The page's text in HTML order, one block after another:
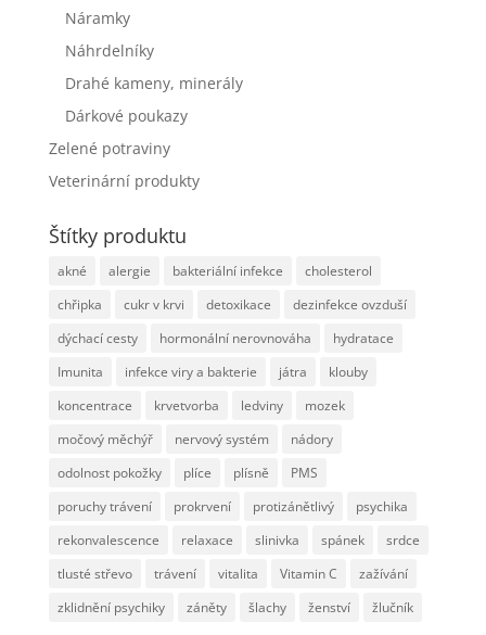
Náramky
Náhrdelníky
Drahé kameny, minerály
Dárkové poukazy
Zelené potraviny
Veterinární produkty
Štítky produktu
akné alergie bakteriální infekce
cholesterol
chřipka
cukr v krvi detoxikace
dezinfekce ovzduší
dýchací cesty
hormonální nerovnováha
hydratace
Imunita
infekce viry a bakterie játra
klouby
koncentrace
krvetvorba ledviny
mozek
močový měchýř
nervový systém
nádory
odolnost pokožky
plíce plísně
PMS
poruchy trávení
prokrvení protizánětlivý
psychika
rekonvalescence
relaxace slinivka spánek
srdce
tlusté střevo
trávení vitalita Vitamin C
zažívání
zklidnění psychiky
záněty šlachy ženství žlučník